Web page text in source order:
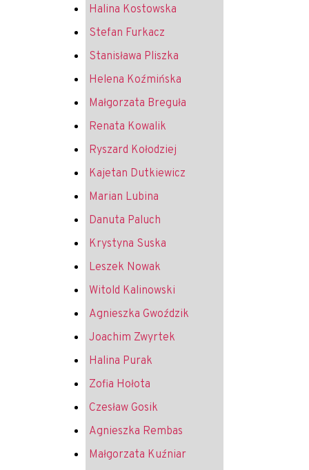
Halina Kostowska
Stefan Furkacz
Stanisława Pliszka
Helena Koźmińska
Małgorzata Breguła
Renata Kowalik
Ryszard Kołodziej
Kajetan Dutkiewicz
Marian Lubina
Danuta Paluch
Krystyna Suska
Leszek Nowak
Witold Kalinowski
Agnieszka Gwoździk
Joachim Zwyrtek
Halina Purak
Zofia Hołota
Czesław Gosik
Agnieszka Rembas
Małgorzata Kuźniar